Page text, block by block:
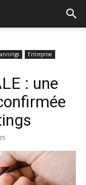
Entreprise
: une